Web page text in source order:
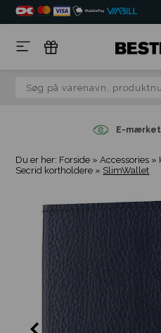
E-mærket
Du er her: Forside »Accessories »
Secrid kortholdere » SlimWallet